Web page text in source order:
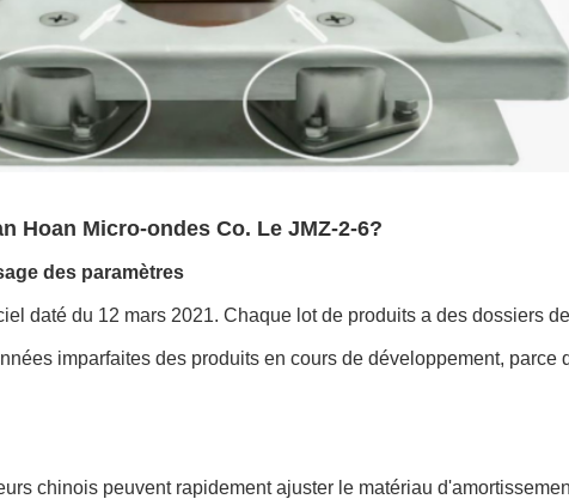
Hoan Micro-ondes Co. Le JMZ-2-6?
des paramètres
daté du 12 mars 2021. Chaque lot de produits a des dossiers
imparfaites des produits en cours de développement,
chinois peuvent rapidement ajuster le matériau